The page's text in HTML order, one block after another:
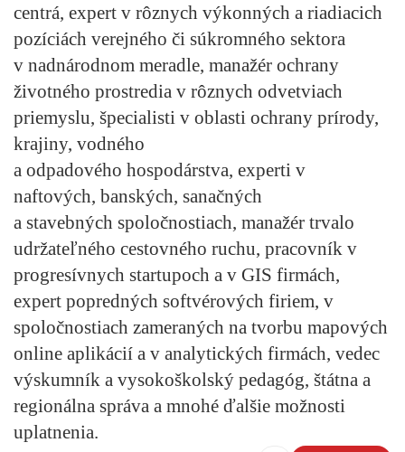
centrá, expert v rôznych výkonných a riadiacich
pozíciách verejného či súkromného sektora
v nadnárodnom meradle, manažér ochrany
životného prostredia v rôznych odvetviach
priemyslu, špecialisti v oblasti ochrany prírody,
krajiny, vodného
a odpadového hospodárstva, experti v
naftových, banských, sanačných
a stavebných spoločnostiach, manažér trvalo
udržateľného cestovného ruchu, pracovník v
progresívnych startupoch a v GIS firmách,
expert popredných softvérových firiem, v
spoločnostiach zameraných na tvorbu mapových
online aplikácií a v analytických firmách, vedec
výskumník a vysokoškolský pedagóg, štátna a
regionálna správa a mnohé ďalšie možnosti
uplatnenia.